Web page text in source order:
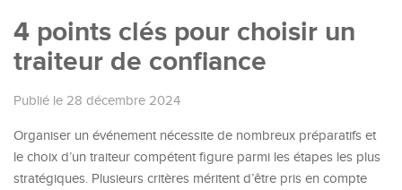
4 points clés pour choisir un
traiteur de confiance
Publié le 28 décembre 2024
Organiser un événement nécessite de nombreux préparatifs et
le choix d’un traiteur compétent figure parmi les étapes les plus
stratégiques. Plusieurs critères méritent d’être pris en compte